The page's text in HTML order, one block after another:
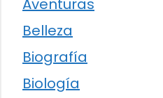
Aventuras
Belleza
Biografía
Biología